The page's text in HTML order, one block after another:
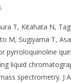
T, Kitahata N,
M, Sugiyama T,
pyrroloquinoline
liquid
spectrometry. J